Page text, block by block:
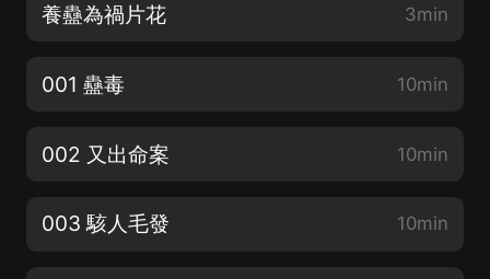
養蠱為禍片花 3min
001 蠱毒 10min
002 又出命案 10min
003 駭人毛發 10min